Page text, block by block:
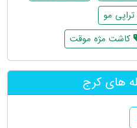
مو
کاشت مژه موقت
های کرج